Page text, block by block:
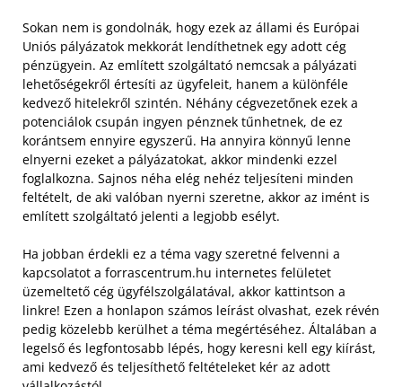
Sokan nem is gondolnák, hogy ezek az állami és Európai
Uniós pályázatok mekkorát lendíthetnek egy adott cég
pénzügyein. Az említett szolgáltató nemcsak a pályázati
lehetőségekről értesíti az ügyfeleit, hanem a különféle
kedvező hitelekről szintén. Néhány cégvezetőnek ezek a
potenciálok csupán ingyen pénznek tűnhetnek, de ez
korántsem ennyire egyszerű. Ha annyira könnyű lenne
elnyerni ezeket a pályázatokat, akkor mindenki ezzel
foglalkozna. Sajnos néha elég nehéz teljesíteni minden
feltételt, de aki valóban nyerni szeretne, akkor az imént is
említett szolgáltató jelenti a legjobb esélyt.
Ha jobban érdekli ez a téma vagy szeretné felvenni a
kapcsolatot a forrascentrum.hu internetes felületet
üzemeltető cég ügyfélszolgálatával, akkor kattintson a
linkre! Ezen a honlapon számos leírást olvashat, ezek révén
pedig közelebb kerülhet a téma megértéséhez. Általában a
legelső és legfontosabb lépés, hogy keresni kell egy kiírást,
ami kedvező és teljesíthető feltételeket kér az adott